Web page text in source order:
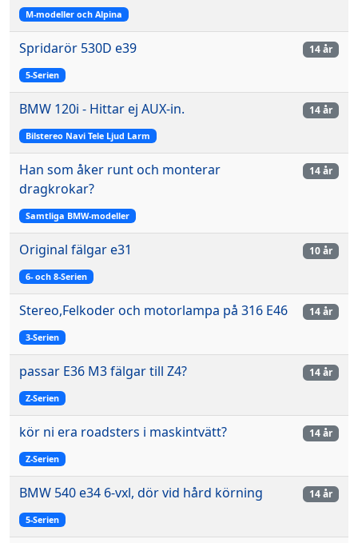
M-modeller och Alpina
Spridarör 530D e39
5-Serien
14 år
BMW 120i - Hittar ej AUX-in.
Bilstereo Navi Tele Ljud Larm
14 år
Han som åker runt och monterar
dragkrokar?
Samtliga BMW-modeller
14 år
Original fälgar e31
6- och 8-Serien
10 år
Stereo,Felkoder och motorlampa på 316 E46
3-Serien
14 år
passar E36 M3 fälgar till Z4?
Z-Serien
14 år
kör ni era roadsters i maskintvätt?
Z-Serien
14 år
BMW 540 e34 6-vxl, dör vid hård körning
5-Serien
14 år